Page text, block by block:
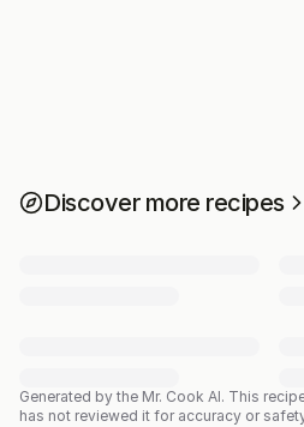
Discover more recipes
Generated by the Mr. Cook AI. This
has not reviewed it for accuracy or